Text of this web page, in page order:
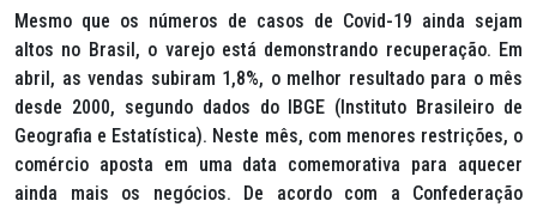
Mesmo que os números de casos de Covid-19 ainda sejam
altos no Brasil, o varejo está demonstrando recuperação. Em
abril, as vendas subiram 1,8%, o melhor resultado para o mês
desde 2000, segundo dados do IBGE (Instituto Brasileiro de
Geografia e Estatística). Neste mês, com menores restrições, o
comércio aposta em uma data comemorativa para aquecer
ainda mais os negócios. De acordo com a Confederação